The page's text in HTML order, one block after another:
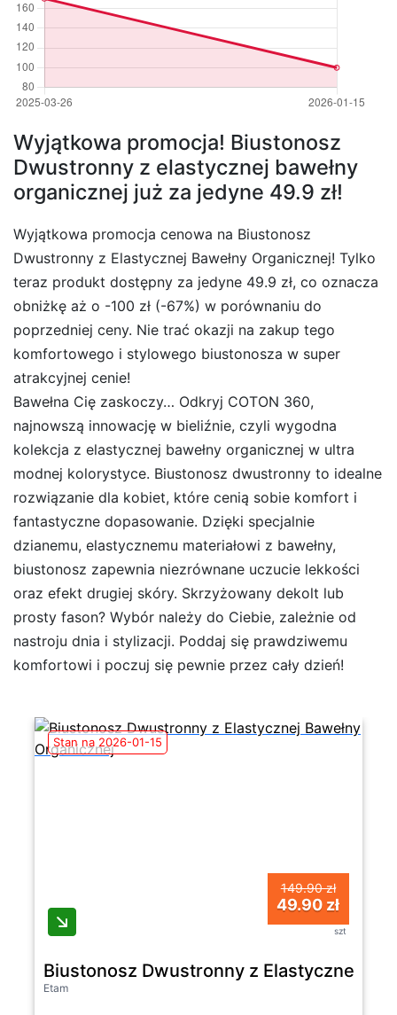
Wyjątkowa promocja! Biustonosz
Dwustronny z elastycznej bawełny
organicznej już za jedyne 49.9 zł!
Wyjątkowa promocja cenowa na Biustonosz
Dwustronny z Elastycznej Bawełny Organicznej! Tylko
teraz produkt dostępny za jedyne 49.9 zł, co oznacza
obniżkę aż o -100 zł (-67%) w porównaniu do
poprzedniej ceny. Nie trać okazji na zakup tego
komfortowego i stylowego biustonosza w super
atrakcyjnej cenie!
Bawełna Cię zaskoczy… Odkryj COTON 360,
najnowszą innowację w bieliźnie, czyli wygodna
kolekcja z elastycznej bawełny organicznej w ultra
modnej kolorystyce. Biustonosz dwustronny to idealne
rozwiązanie dla kobiet, które cenią sobie komfort i
fantastyczne dopasowanie. Dzięki specjalnie
dzianemu, elastycznemu materiałowi z bawełny,
biustonosz zapewnia niezrównane uczucie lekkości
oraz efekt drugiej skóry. Skrzyżowany dekolt lub
prosty fason? Wybór należy do Ciebie, zależnie od
nastroju dnia i stylizacji. Poddaj się prawdziwemu
komfortowi i poczuj się pewnie przez cały dzień!
Stan na 2026-01-15
149.90 zł
49.90 zł
szt
Biustonosz Dwustronny z Elastycznej
Etam